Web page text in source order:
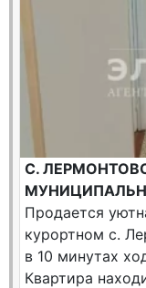
С.
Продается
курортном с.
в 10 минутах
Квартира